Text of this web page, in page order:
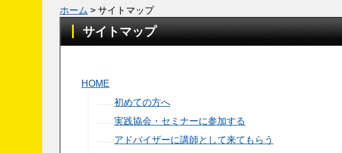
ホーム > サイトマップ
サイトマップ
HOME
初めての方へ
実践協会・セミナーに参加する
アドバイザーに講師として来てもらう